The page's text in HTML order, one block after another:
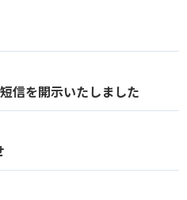
信を開示いたしました